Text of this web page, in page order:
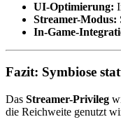
UI-Optimierung:
Streamer-Modus:
In-Game-
Fazit: Symbiose
Das Streamer-Privileg
die Reichweite genutzt